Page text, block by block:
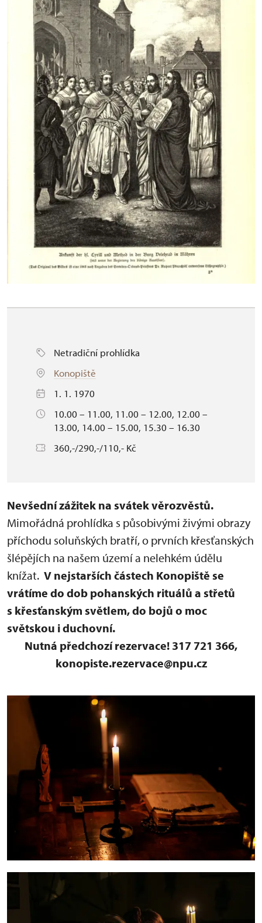
Netradiční prohlídka
Konopiště
1. 1. 1970
10.00 – 11.00, 11.00 – 12.00, 12.00 –
13.00, 14.00 – 15.00, 15.30 – 16.30
360,-/290,-/110,- Kč
Nevšední zážitek na svátek věrozvěstů.
Mimořádná prohlídka s působivými živými obrazy
příchodu soluňských bratří, o prvních křesťanských
šlépějích na našem území a nelehkém údělu
knížat. V nejstarších částech Konopiště se
vrátíme do dob pohanských rituálů a střetů
s křesťanským světlem, do bojů o moc
světskou i duchovní.
Nutná předchozí rezervace! 317 721 366,
konopiste.rezervace@npu.cz